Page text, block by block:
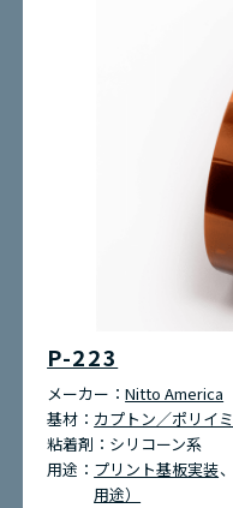
P-223
メーカー：Nitto America
基材： カプトン／ポリイ
粘着剤： シリコーン系
用途： プリント基板実装
用途）